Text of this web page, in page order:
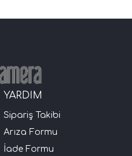
YARDIM
Sipariş Takibi
Arıza Formu
İade Formu